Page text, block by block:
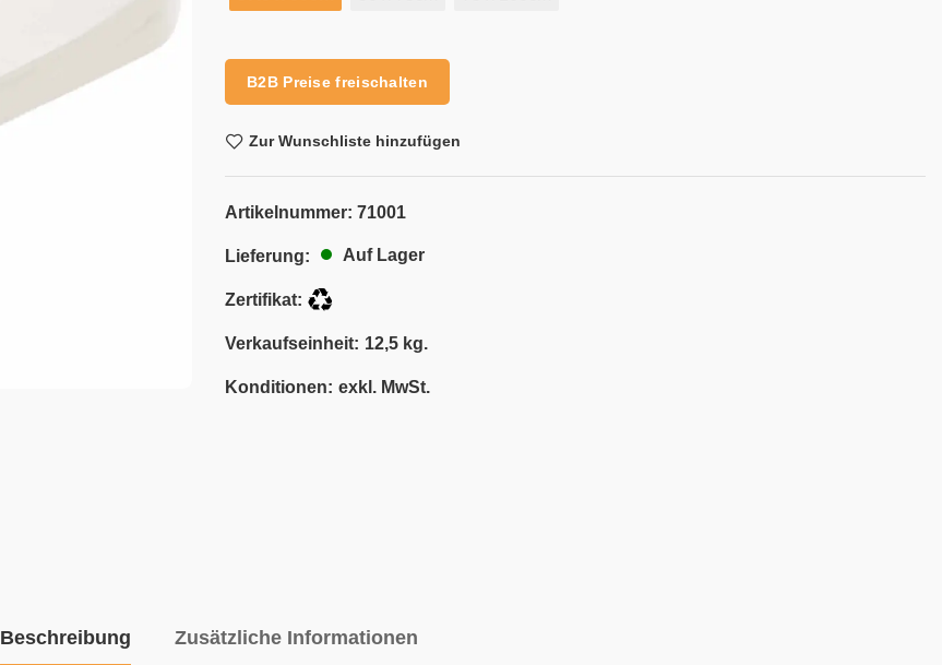
B2B Preise freischalten
Zur Wunschliste hinzufügen
Artikelnummer: 71001
Lieferung: Auf Lager
Zertifikat:
Verkaufseinheit: 12,5 kg.
Konditionen: exkl. MwSt.
Beschreibung Zusätzliche Informationen